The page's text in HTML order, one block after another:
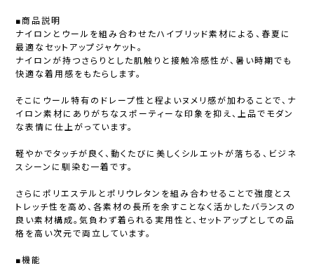
■商品説明
ナイロンとウールを組み合わせたハイブリッド素材による、春夏に
最適なセットアップジャケット。
ナイロンが持つさらりとした肌触りと接触冷感性が、暑い時期でも
快適な着用感をもたらします。
そこにウール特有のドレープ性と程よいヌメリ感が加わることで、ナ
イロン素材にありがちなスポーティーな印象を抑え、上品でモダン
な表情に仕上がっています。
軽やかでタッチが良く、動くたびに美しくシルエットが落ちる、ビジネ
スシーンに馴染む一着です。
さらにポリエステルとポリウレタンを組み合わせることで強度とス
トレッチ性を高め、各素材の長所を余すことなく活かしたバランスの
良い素材構成。気負わず着られる実用性と、セットアップとしての品
格を高い次元で両立しています。
■機能